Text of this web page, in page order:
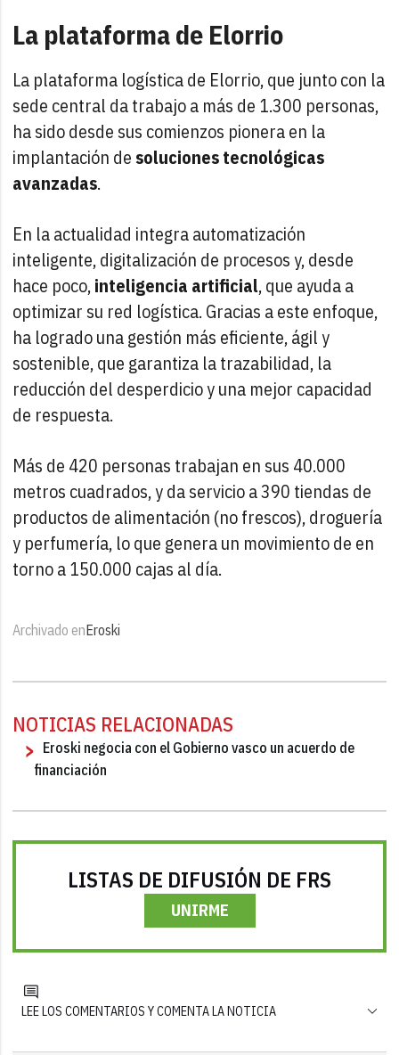
La plataforma de Elorrio
La plataforma logística de Elorrio, que junto con la
sede central da trabajo a más de 1.300 personas,
ha sido desde sus comienzos pionera en la
implantación de soluciones tecnológicas
avanzadas.
En la actualidad integra automatización
inteligente, digitalización de procesos y, desde
hace poco,inteligencia artificial, que ayuda a
optimizar su red logística. Gracias a este enfoque,
ha logrado una gestión más eficiente, ágil y
sostenible, que garantiza la trazabilidad, la
reducción del desperdicio y una mejor capacidad
de respuesta.
Más de 420 personas trabajan en sus 40.000
metros cuadrados, y da servicio a 390 tiendas de
productos de alimentación (no frescos), droguería
y perfumería, lo que genera un movimiento de en
torno a 150.000 cajas al día.
Archivado enEroski
NOTICIAS RELACIONADAS
Eroski negocia con el Gobierno vasco un acuerdo de
financiación
LISTAS DE DIFUSIÓN DE FRS
UNIRME
LEE LOS COMENTARIOS Y COMENTA LA NOTICIA